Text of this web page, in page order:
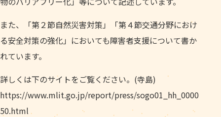
また、「第２節自然災害対策」「第４節交通分野におけ
る安全対策の強化」においても障害者支援について書か
れています。
詳しくは下のサイトをご覧ください。(寺島)
https://www.mlit.go.jp/report/press/sogo01_hh_0000
50.html